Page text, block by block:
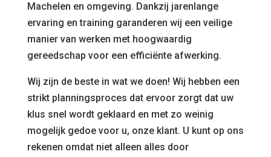
Machelen en omgeving. Dankzij jarenlange
ervaring en training garanderen wij een veilige
manier van werken met hoogwaardig
gereedschap voor een efficiënte afwerking.
Wij zijn de beste in wat we doen! Wij hebben een
strikt planningsproces dat ervoor zorgt dat uw
klus snel wordt geklaard en met zo weinig
mogelijk gedoe voor u, onze klant. U kunt op ons
rekenen omdat niet alleen alles door